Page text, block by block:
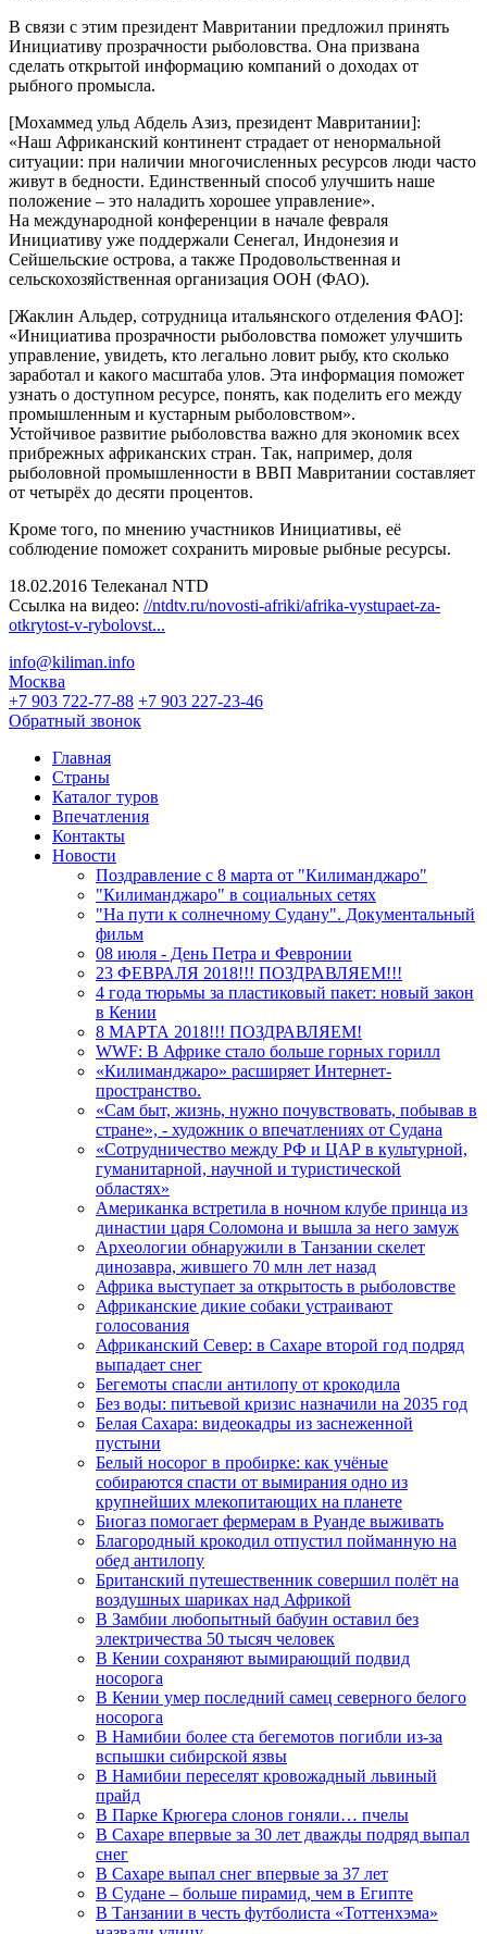
В связи с этим президент Мавритании предложил принять
Инициативу прозрачности рыболовства. Она призвана
сделать открытой информацию компаний о доходах от
рыбного промысла.
[Мохаммед ульд Абдель Азиз, президент Мавритании]:
«Наш Африканский континент страдает от ненормальной
ситуации: при наличии многочисленных ресурсов люди часто
живут в бедности. Единственный способ улучшить наше
положение – это наладить хорошее управление».
На международной конференции в начале февраля
Инициативу уже поддержали Сенегал, Индонезия и
Сейшельские острова, а также Продовольственная и
сельскохозяйственная организация ООН (ФАО).
[Жаклин Альдер, сотрудница итальянского отделения ФАО]:
«Инициатива прозрачности рыболовства поможет улучшить
управление, увидеть, кто легально ловит рыбу, кто сколько
заработал и какого масштаба улов. Эта информация поможет
узнать о доступном ресурсе, понять, как поделить его между
промышленным и кустарным рыболовством».
Устойчивое развитие рыболовства важно для экономик всех
прибрежных африканских стран. Так, например, доля
рыболовной промышленности в ВВП Мавритании составляет
от четырёх до десяти процентов.
Кроме того, по мнению участников Инициативы, её
соблюдение поможет сохранить мировые рыбные ресурсы.
18.02.2016 Телеканал NTD
Ссылка на видео: //ntdtv.ru/novosti-afriki/afrika-vystupaet-za-
otkrytost-v-rybolovst...
info@kiliman.info
Москва
+7 903 722-77-88 +7 903 227-23-46
Обратный звонок
Главная
Страны
Каталог туров
Впечатления
Контакты
Новости
Поздравление с 8 марта от "Килиманджаро"
"Килиманджаро" в социальных сетях
"На пути к солнечному Судану". Документальный
фильм
08 июля - День Петра и Февронии
23 ФЕВРАЛЯ 2018!!! ПОЗДРАВЛЯЕМ!!!
4 года тюрьмы за пластиковый пакет: новый закон
в Кении
8 МАРТА 2018!!! ПОЗДРАВЛЯЕМ!
WWF: В Африке стало больше горных горилл
«Килиманджаро» расширяет Интернет-
пространство.
«Сам быт, жизнь, нужно почувствовать, побывав в
стране», - художник о впечатлениях от Судана
«Сотрудничество между РФ и ЦАР в культурной,
гуманитарной, научной и туристической
областях»
Американка встретила в ночном клубе принца из
династии царя Соломона и вышла за него замуж
Археологии обнаружили в Танзании скелет
динозавра, жившего 70 млн лет назад
Африка выступает за открытость в рыболовстве
Африканские дикие собаки устраивают
голосования
Африканский Север: в Сахаре второй год подряд
выпадает снег
Бегемоты спасли антилопу от крокодила
Без воды: питьевой кризис назначили на 2035 год
Белая Сахара: видеокадры из заснеженной
пустыни
Белый носорог в пробирке: как учёные
собираются спасти от вымирания одно из
крупнейших млекопитающих на планете
Биогаз помогает фермерам в Руанде выживать
Благородный крокодил отпустил пойманную на
обед антилопу
Британский путешественник совершил полёт на
воздушных шариках над Африкой
В Замбии любопытный бабуин оставил без
электричества 50 тысяч человек
В Кении сохраняют вымирающий подвид
носорога
В Кении умер последний самец северного белого
носорога
В Намибии более ста бегемотов погибли из-за
вспышки сибирской язвы
В Намибии переселят кровожадный львиный
прайд
В Парке Крюгера слонов гоняли… пчелы
В Сахаре впервые за 30 лет дважды подряд выпал
снег
В Сахаре выпал снег впервые за 37 лет
В Судане – больше пирамид, чем в Египте
В Танзании в честь футболиста «Тоттенхэма»